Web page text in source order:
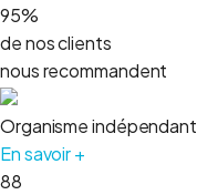
95%
de nos clients
nous recommandent
Organisme indépendant
En savoir +
88